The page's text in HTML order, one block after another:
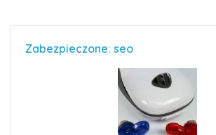
Zabezpieczone: seo